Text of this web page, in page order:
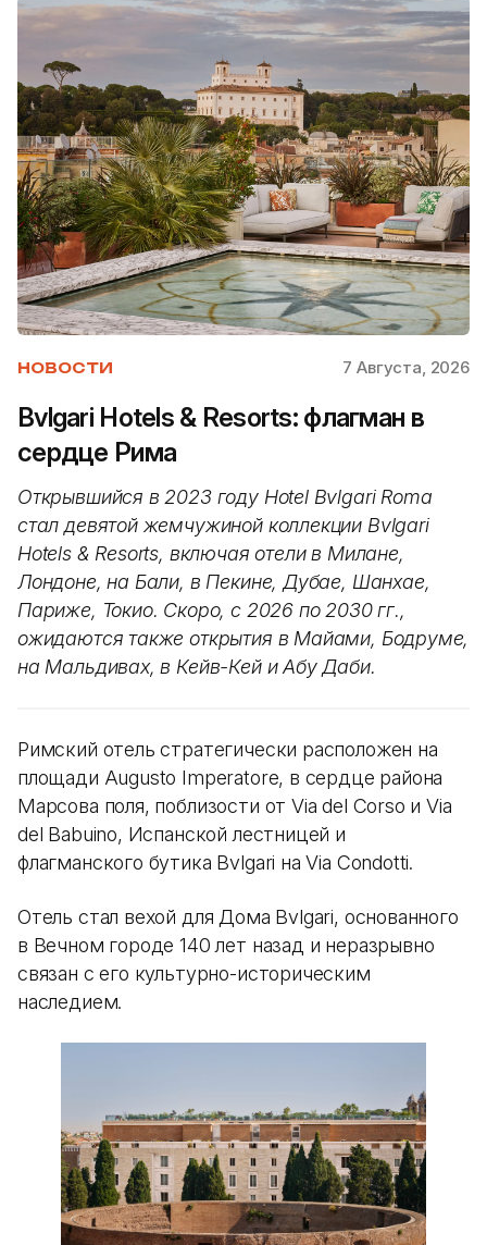
НОВОСТИ 7 Августа, 2026
Bvlgari Hotels & Resorts: флагман в
сердце Рима
Открывшийся в 2023 году Hotel Bvlgari Roma
стал девятой жемчужиной коллекции Bvlgari
Hotels & Resorts, включая отели в Милане,
Лондоне, на Бали, в Пекине, Дубае, Шанхае,
Париже, Токио. Скоро, с 2026 по 2030 гг.,
ожидаются также открытия в Майами, Бодруме,
на Мальдивах, в Кейв-Кей и Абу Даби.
Римский отель стратегически расположен на
площади Augusto Imperatore, в сердце района
Марсова поля, поблизости от Via del Corso и Via
del Babuino, Испанской лестницей и
флагманского бутика Bvlgari на Via Condotti.
Отель стал вехой для Дома Bvlgari, основанного
в Вечном городе 140 лет назад и неразрывно
связан с его культурно-историческим
наследием.